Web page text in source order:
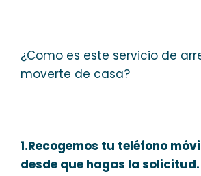
¿Como es este servicio de
moverte de casa?
1.Recogemos tu teléfono
desde que hagas la solicitud.